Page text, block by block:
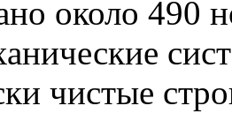
около 490
чистые